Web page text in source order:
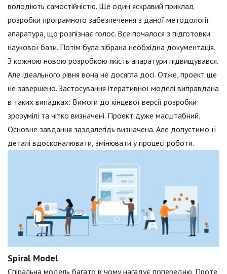
володіють самостійністю. Ще один яскравий приклад
розробки програмного забезпечення з даної методології:
апаратура, що розпізнає голос. Все почалося з підготовки
наукової бази. Потім була зібрана необхідна документація.
З кожною новою розробкою якість апаратури підвищувався.
Але ідеального рівня вона не досягла досі. Отже, проект ще
не завершено. Застосування ітеративної моделі виправдана
в таких випадках: Вимоги до кінцевої версії розробки
зрозумілі та чітко визначені. Проект дуже масштабний.
Основне завдання заздалегідь визначена. Але допустимо її
деталі вдосконалювати, змінювати у процесі роботи.
Spiral Model
Спіральна модель багато в чому нагадує попередню. Проте